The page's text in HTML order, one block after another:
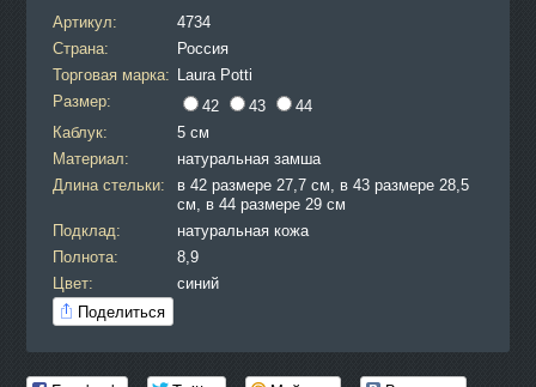
Артикул:
4734
Страна:
Россия
Торговая марка: Laura Potti
Размер:
42 43
44
Каблук:
5 см
Материал:
натуральная замша
Длина стельки:
в 42 размере 27,7 см, в 43 размере 28,5
см, в 44 размере 29 см
Подклад:
натуральная кожа
Полнота:
8,9
Цвет:
синий
Поделиться